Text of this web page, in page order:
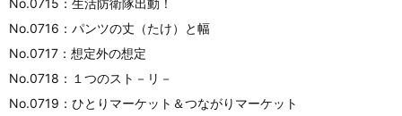
No.0715：生活防衛隊出動！
No.0716：パンツの丈（たけ）と幅
No.0717：想定外の想定
No.0718：１つのスト－リ－
No.0719：ひとりマーケット＆つながりマーケット